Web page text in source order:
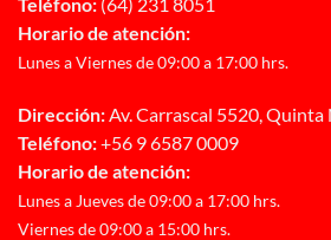
Horario de atención:
Lunes a Viernes de 09:00 a 17:00 hrs.
Dirección:Av. Carrascal 5520, Quinta
Teléfono:+56 9 6587 0009
Horario de atención:
Lunes a Jueves de 09:00 a 17:00 hrs.
Viernes de 09:00 a 15:00 hrs.